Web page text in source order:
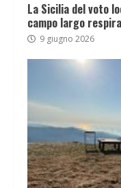
La Sicilia del voto
campo largo
9 giugno 2026